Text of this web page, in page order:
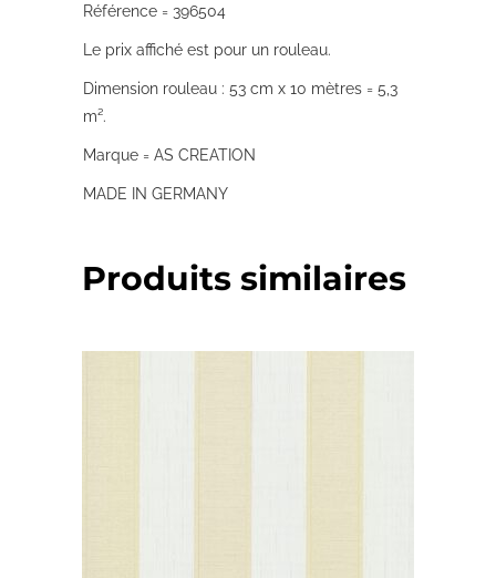
Référence = 396504
Le prix affiché est pour un rouleau.
Dimension rouleau : 53 cm x 10 mètres = 5,3
m².
Marque = AS CREATION
MADE IN GERMANY
Produits similaires